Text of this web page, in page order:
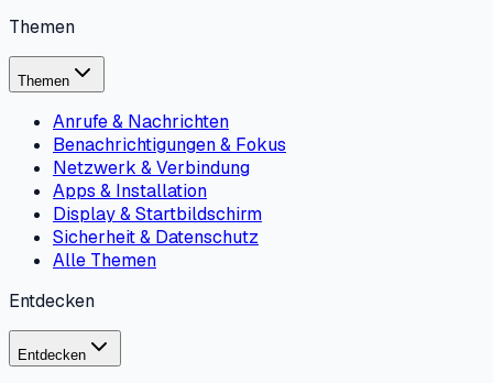
Themen
Themen
Anrufe & Nachrichten
Benachrichtigungen & Fokus
Netzwerk & Verbindung
Apps & Installation
Display & Startbildschirm
Sicherheit & Datenschutz
Alle Themen
Entdecken
Entdecken